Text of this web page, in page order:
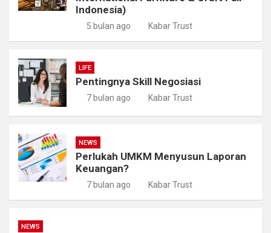
Indonesia)
5 bulan ago Kabar Trust
LIFE
Pentingnya Skill Negosiasi
7 bulan ago Kabar Trust
NEWS
Perlukah UMKM Menyusun Laporan
Keuangan?
7 bulan ago Kabar Trust
NEWS